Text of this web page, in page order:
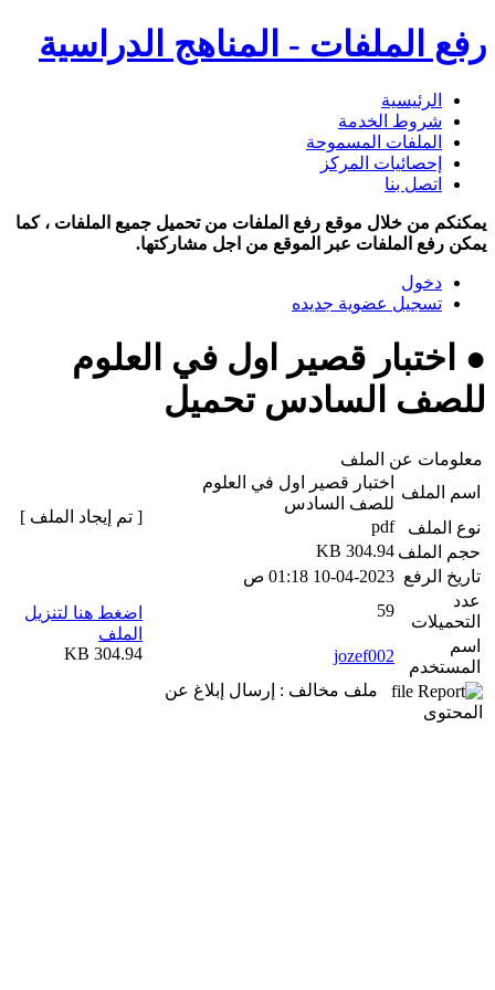
رفع الملفات - المناهج الدراسية
الرئيسية
شروط الخدمة
الملفات المسموحة
إحصائيات المركز
اتصل بنا
يمكنكم من خلال موقع رفع الملفات من تحميل جميع الملفات ، كما
يمكن رفع الملفات عبر الموقع من اجل مشاركتها.
دخول
تسجيل عضوية جديده
● اختبار قصير اول في العلوم
للصف السادس تحميل
معلومات عن الملف
اسم الملف
اختبار قصير اول في العلوم
للصف السادس
نوع الملف
pdf
حجم الملف 304.94 KB
تاريخ الرفع 10-04-2023 01:18 ص
عدد
التحميلات
59
اسم
المستخدم
jozef002
ملف مخالف : إرسال إبلاغ عن
المحتوى
[ تم إيجاد الملف ]
اضغط هنا لتنزيل
الملف
304.94 KB